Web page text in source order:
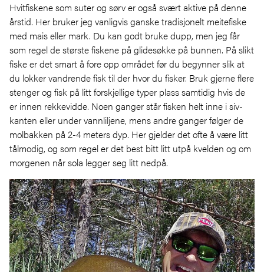
Hvitfiskene som suter og sørv er også svært aktive på denne
årstid. Her bruker jeg vanligvis ganske tradisjonelt meitefiske
med mais eller mark. Du kan godt bruke dupp, men jeg får
som regel de største fiskene på glidesøkke på bunnen. På slikt
fiske er det smart å fore opp området før du begynner slik at
du lokker vandrende fisk til der hvor du fisker. Bruk gjerne flere
stenger og fisk på litt forskjellige typer plass samtidig hvis de
er innen rekkevidde. Noen ganger står fisken helt inne i siv-
kanten eller under vannliljene, mens andre ganger følger de
molbakken på 2-4 meters dyp. Her gjelder det ofte å være litt
tålmodig, og som regel er det best bitt litt utpå kvelden og om
morgenen når sola legger seg litt nedpå.